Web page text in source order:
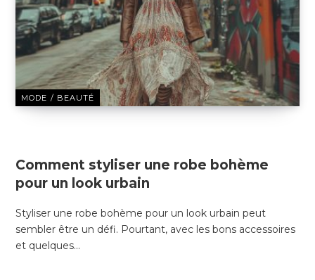
MODE / BEAUTÉ
Comment styliser une robe bohème
pour un look urbain
Styliser une robe bohème pour un look urbain peut
sembler être un défi. Pourtant, avec les bons accessoires
et quelques…